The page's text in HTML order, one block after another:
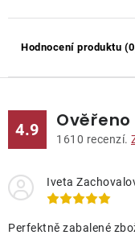
Hodnocení produktu
4.9 1610 recenzí.
Iveta
Perfektně zabalené